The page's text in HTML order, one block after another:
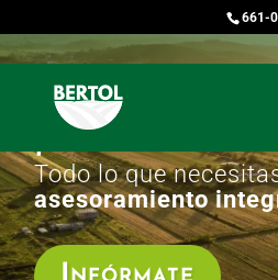
661-
Asesoramiento
profesional
Todo lo que
asesoramiento